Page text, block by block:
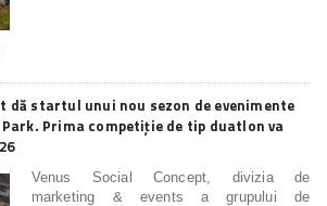
dă startul unui nou sezon de evenimente
Prima competiție de tip duatlon va
Venus Social Concept, divizia de
marketing & events a grupului de